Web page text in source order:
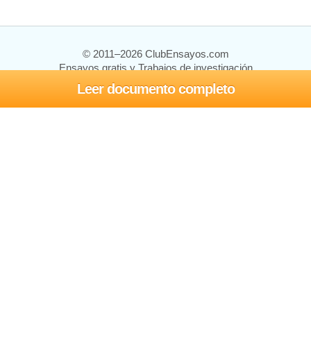
Leer documento completo
© 2011–2026 ClubEnsayos.com
Ensayos gratis y Trabajos de investigación